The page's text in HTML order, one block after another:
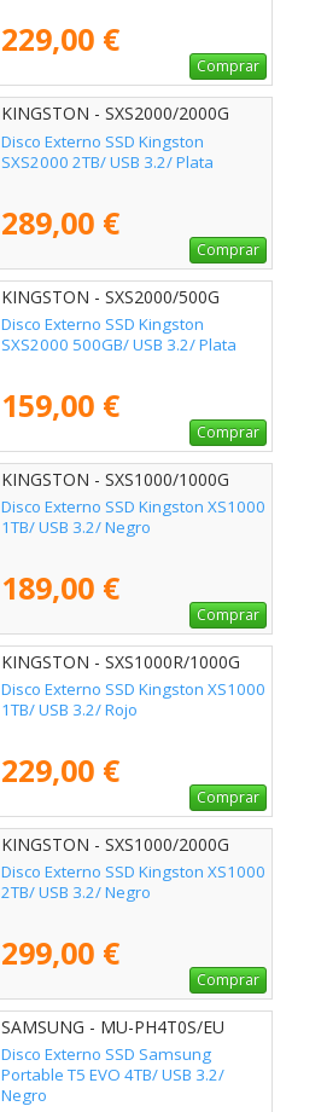
229,00 €
Comprar
KINGSTON - SXS2000/2000G
Disco Externo SSD Kingston
SXS2000 2TB/ USB 3.2/ Plata
289,00 €
Comprar
KINGSTON - SXS2000/500G
Disco Externo SSD Kingston
SXS2000 500GB/ USB 3.2/ Plata
159,00 €
Comprar
KINGSTON - SXS1000/1000G
Disco Externo SSD Kingston XS1000
1TB/ USB 3.2/ Negro
189,00 €
Comprar
KINGSTON - SXS1000R/1000G
Disco Externo SSD Kingston XS1000
1TB/ USB 3.2/ Rojo
229,00 €
Comprar
KINGSTON - SXS1000/2000G
Disco Externo SSD Kingston XS1000
2TB/ USB 3.2/ Negro
299,00 €
Comprar
SAMSUNG - MU-PH4T0S/EU
Disco Externo SSD Samsung
Portable T5 EVO 4TB/ USB 3.2/
Negro